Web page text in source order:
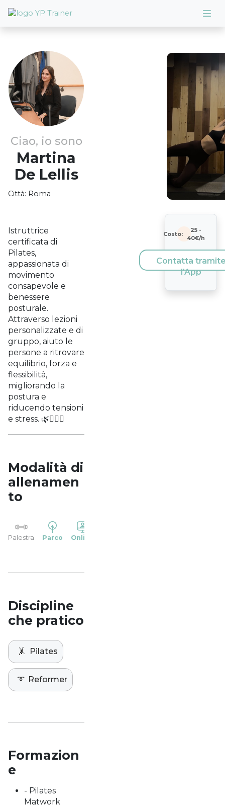
Ciao, io sono
Martina
De Lellis
Città: Roma
Istruttrice
certificata di
Pilates,
appassionata di
movimento
consapevole e
benessere
posturale.
Attraverso lezioni
personalizzate e di
gruppo, aiuto le
persone a ritrovare
equilibrio, forza e
flessibilità,
migliorando la
postura e
riducendo tensioni
e stress. 🌿🧘🏻‍♀️
Modalità di
allenamen
to
Palestra Parco Online
Discipline
che pratico
🤸 Pilates
➰ Reformer
Formazion
e
- Pilates
Matwork
Costo:
25 -
40€/h
Contatta
l'App